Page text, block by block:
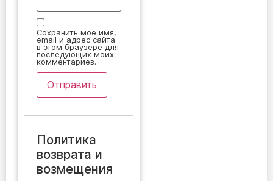
Сохранить моё имя,
email и адрес сайта
в этом браузере для
последующих моих
комментариев.
Политика
возврата и
возмещения